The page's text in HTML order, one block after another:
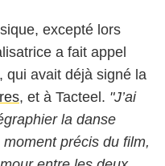
excepté lors
a fait appel
, qui avait déjà signé la
, et à Tacteel. "J’ai
la danse
précis du film,